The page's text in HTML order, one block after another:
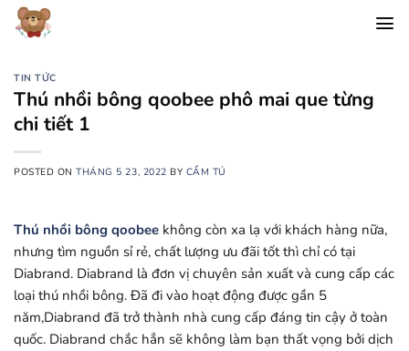
Chuyển
đến
dungTIN TỨC
Thú nhồi bông qoobee phô mai que từng
chi tiết 1
POSTED ONTHÁNG 5 23, 2022 BY CẨM TÚ
Thú nhồi bông qoobee không còn xa lạ với khách hàng nữa,
nhưng tìm nguồn sỉ rẻ, chất lượng ưu đãi tốt thì chỉ có tại
Diabrand. Diabrand là đơn vị chuyên sản xuất và cung cấp các
loại thú nhồi bông. Đã đi vào hoạt động được gần 5
năm,Diabrand đã trở thành nhà cung cấp đáng tin cậy ở toàn
quốc. Diabrand chắc hẳn sẽ không làm bạn thất vọng bởi dịch